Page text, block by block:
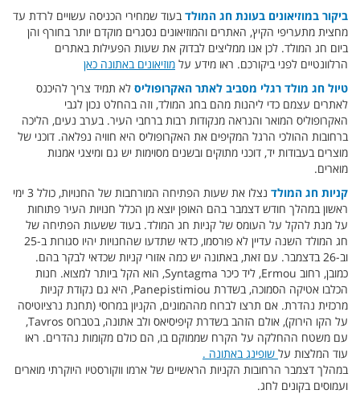
ביקור במוזיאונים בעונת חג המולד בעוד שמחירי הכניסה עשויים לרדת עד
מחצית מתעריפי הקיץ, האתרים והמוזיאונים נסגרים מוקדם יותר בחורף והן
ביום חג המולד. לכן אנו ממליצים לבדוק את שעות הפעילות באתרים
הרלוונטיים לפני ביקורכם. ראו מידע על מוזיאונים באתונה כאן
טיול חג מולד רגלי מסביב לאתר האקרופוליס לא תמיד צריך להיכנס
לאתרים עצמם כדי ליהנות מהם בחג המולד, וזה בהחלט נכון לגבי
האקרופוליס המואר והנראה מנקודות רבות ברחבי העיר. בערב נעים, הליכה
ברחובות ההולכי הרגל המקיפים את האקרופוליס היא חוויה נפלאה. דוכני של
מוצרים בעבודות יד, דוכני מתוקים ובשנים מסוימות יש גם ומיצגי אמנות
מוארים.
קניות חג המולד
נצלו את שעות הפתיחה המורחבות של החנויות, כולל 3 ימי
ראשון במהלך חודש דצמבר בהם האופן יוצא מן הכלל חנויות העיר פתוחות
על מנת להקל על העומס של קניות חג המולד. בעוד ששעות הפתיחה של
חג המולד השנה עדיין לא פורסמו, כדאי שתדעו שהחנויות יהיו סגורות ב-25
וב-26 בדצמבר. עם זאת, באתונה יש כמה אזורי קניות שכדאי לבקר בהם.
כמובן, רחוב Ermou, ליד כיכר Syntagma, הוא הקל ביותר למצוא. חנות
הכלבו אטיקה הסמוכה, בשדרת Panepistimiou, היא גם נקודת קניות
מרכזית נהדרת. אם תרצו לברוח מההמונים, הקניון במרוסי (תחנת נרציוטיסה
על הקו הירוק), אולם הזהב בשדרת קיפיסיאס ולב אתונה, בטברוס Tavros,
עם משטח ההחלקה על הקרח שממוקם בו, הם כולם מקומות נהדרים. ראו
עוד המלצות על שופינג באתונה .
במהלך דצמבר הרחובות הקניות הראשיים של ארמו ווקורסטיו היוקרתי מוארים
ועמוסים בקונים לחג.